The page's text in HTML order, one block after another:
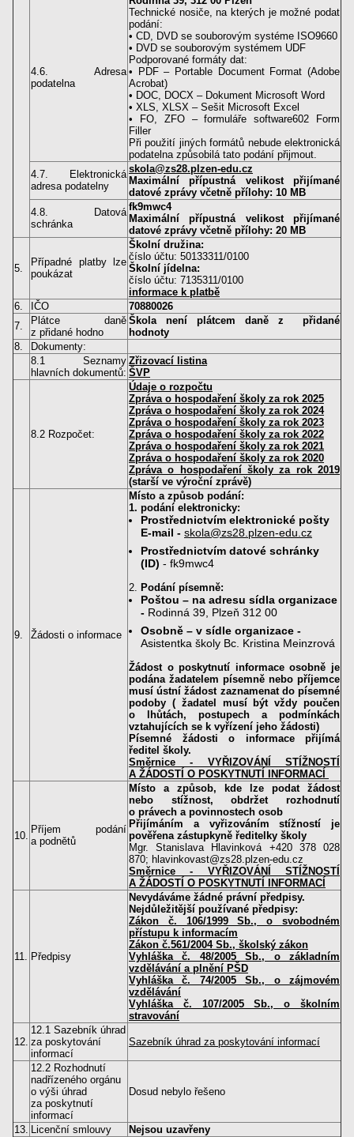
4.6. Adresa
podatelna
Technické nosiče, na kterých je možné podat
podání:
• CD, DVD se souborovým systéme ISO9660
• DVD se souborovým systémem UDF
Podporované formáty dat:
• PDF – Portable Document Format (Adobe
Acrobat)
• DOC, DOCX – Dokument Microsoft Word
• XLS, XLSX – Sešit Microsoft Excel
• FO, ZFO – formuláře software602 Form
Filler
Při použití jiných formátů nebude elektronická
podatelna způsobilá tato podání přijmout.
4.7. Elektronická
adresa podatelny
skola@zs28.plzen-edu.cz
Maximální přípustná velikost přijímané
datové zprávy včetně přílohy: 10 MB
4.8. Datová
schránka
fk9mwc4
Maximální přípustná velikost přijímané
datové zprávy včetně přílohy: 20 MB
5.
Případné platby lze
poukázat
Školní družina:
číslo účtu: 50133311/0100
Školní jídelna:
číslo účtu: 7135311/0100
informace k platbě
6.
IČO
70880026
7.
Plátce daně
z přidané hodno
Škola není plátcem daně z přidané
hodnoty
8.
Dokumenty:
8.1 Seznamy
hlavních dokumentů:
Zřizovací listina
ŠVP
8.2 Rozpočet:
Údaje o rozpočtu
Zpráva o hospodaření školy za rok 2025
Zpráva o hospodaření školy za rok 2024
Zpráva o hospodaření školy za rok 2023
Zpráva o hospodaření školy za rok 2022
Zpráva o hospodaření školy za rok 2021
Zpráva o hospodaření školy za rok 2020
Zpráva o hospodaření školy za rok 2019
(starší ve výroční zprávě)
9. Žádosti o informace
Místo a způsob podání:
1. podání elektronicky:
Prostřednictvím elektronické pošty
E-mail - skola@zs28.plzen-edu.cz
Prostřednictvím datové schránky
(ID) - fk9mwc4
2. Podání písemně:
Poštou – na adresu sídla organizace
- Rodinná 39, Plzeň 312 00
Osobně – v sídle organizace -
Asistentka školy Bc. Kristina Meinzrová
Žádost o poskytnutí informace osobně je
podána žadatelem písemně nebo příjemce
musí ústní žádost zaznamenat do písemné
podoby ( žadatel musí být vždy poučen
o lhůtách, postupech a podmínkách
vztahujících se k vyřízení jeho žádosti)
Písemné žádosti o informace přijímá
ředitel školy.
Směrnice - VYŘIZOVÁNÍ STÍŽNOSTÍ
A ŽÁDOSTÍ O POSKYTNUTÍ INFORMACÍ
10.
Příjem podání
a podnětů
Místo a způsob, kde lze podat žádost
nebo stížnost, obdržet rozhodnutí
o právech a povinnostech osob
Přijímáním a vyřizováním stížností je
pověřena zástupkyně ředitelky školy
Mgr. Stanislava Hlavinková +420 378 028
870; hlavinkovast@zs28.plzen-edu.cz
Směrnice - VYŘIZOVÁNÍ STÍŽNOSTÍ
A ŽÁDOSTÍ O POSKYTNUTÍ INFORMACÍ
11. Předpisy
Nevydáváme žádné právní předpisy.
Nejdůležitější používané předpisy:
Zákon č. 106/1999 Sb., o svobodném
přístupu k informacím
Zákon č.561/2004 Sb., školský zákon
Vyhláška č. 48/2005 Sb., o základním
vzdělávání a plnění PŠD
Vyhláška č. 74/2005 Sb., o zájmovém
vzdělávání
Vyhláška č. 107/2005 Sb., o školním
stravování
12.
12.1 Sazebník úhrad
za poskytování
informací
Sazebník úhrad za poskytování informací
12.2 Rozhodnutí
nadřízeného orgánu
o výši úhrad
za poskytnutí
informací
Dosud nebylo řešeno
13. Licenční smlouvy Nejsou uzavřeny